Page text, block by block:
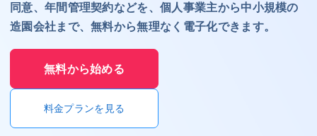
同意、年間管理契約などを、個人事業主から中小規模の
造園会社まで、無料から無理なく電子化できます。
無料から始める
料金プランを見る